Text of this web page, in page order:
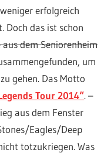
erfolgreich
Doch das ist schon
aus dem Seniorenheim
um
gehen. Das Motto
Tour 2014“. –
aus dem Fenster
Eagles/Deep
totzukriegen. Was